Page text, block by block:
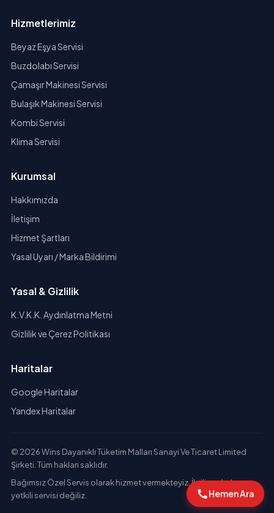
Hizmetlerimiz
Beyaz Eşya Servisi
Buzdolabı Servisi
Çamaşır Makinesi Servisi
Bulaşık Makinesi Servisi
Kombi Servisi
Klima Servisi
Kurumsal
Hakkımızda
İletişim
Hizmet Şartları
Yasal Uyarı / Marka Bildirimi
Yasal & Gizlilik
K.V.K.K. Aydınlatma Metni
Gizlilik ve Çerez Politikası
Haritalar
Google Haritalar
Yandex Haritalar
© 2026 Wins Dayanıklı Tüketim Malları Sanayi Ve Ticaret Limited
Şirketi. Tüm hakları saklıdır.
Bağımsız Özel Servis olarak hizmet vermekteyiz. İlgili markaların
yetkili servisi değiliz.
Hemen Ara